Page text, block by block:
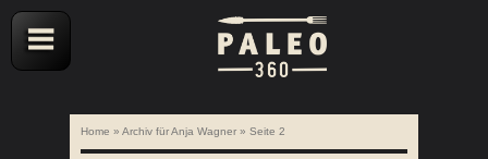
Home » Archiv für Anja Wagner » Seite 2